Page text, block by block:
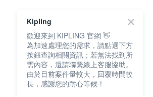
Kipling
歡迎來到 KIPLING 官網 👋
為加速處理您的需求，請點選下方
按鈕查詢相關資訊；若無法找到所
需內容，還請聯繫線上客服協助。
由於目前案件量較大，回覆時間較
長，感謝您的耐心等候！